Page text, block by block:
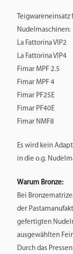
Teigwareneinsatz
Nudelmaschinen:
La Fattorina VIP2
La Fattorina VIP4
Fimar MPF 2.5
Fimar MPF 4
Fimar PF25E
Fimar PF40E
Fimar NMF8
Es wird kein
in die o.g.
Warum Bronze:
Bei
der
gefertigten
ausgewählten
Durch das